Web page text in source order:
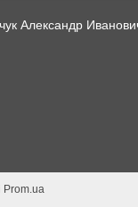
Александр
Prom.ua